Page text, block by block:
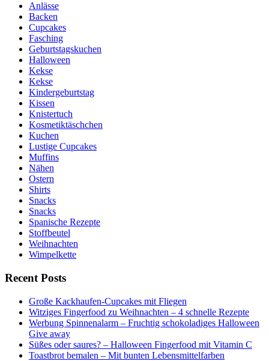
Anlässe
Backen
Cupcakes
Fasching
Geburtstagskuchen
Halloween
Kekse
Kekse
Kindergeburtstag
Kissen
Knistertuch
Kosmetiktäschchen
Kuchen
Lustige Cupcakes
Muffins
Nähen
Ostern
Shirts
Snacks
Snacks
Spanische Rezepte
Stoffbeutel
Weihnachten
Wimpelkette
Recent Posts
Große Kackhaufen-Cupcakes mit Fliegen
Witziges Fingerfood zu Weihnachten – 4 schnelle Rezepte
Werbung Spinnenalarm – Fruchtig schokoladiges Halloween
Give away
Süßes oder saures? – Halloween Fingerfood mit Vitamin C
Toastbrot bemalen – Mit bunten Lebensmittelfarben